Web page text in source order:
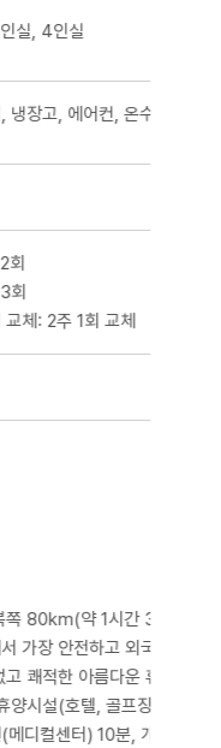
실, 4인실
냉장고, 에어컨, 온수시설, 화
회
회
체: 2주 1회 교체
쪽 80km(약 1시간 30분 거
가장 안전하고 외국인 많이
쾌적한 아름다운 휴양지
양시설(호텔, 골프장, 워터파
메디컬센터) 10분, 개인병원